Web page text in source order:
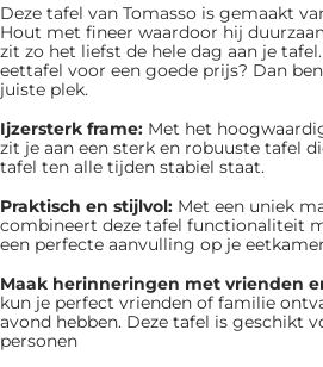
Deze tafel van Tomasso is gemaakt
Hout met fineer waardoor hij
zit zo het liefst de hele dag aan je
eettafel voor een goede prijs? Dan
juiste plek.
Ijzersterk frame: Met het
zit je aan een sterk en robuuste tafel
tafel ten alle tijden stabiel staat.
Praktisch en stijlvol: Met een uniek
combineert deze tafel functionaliteit
een perfecte aanvulling op je
Maak herinneringen met vrienden
kun je perfect vrienden of familie
avond hebben. Deze tafel is geschikt
personen